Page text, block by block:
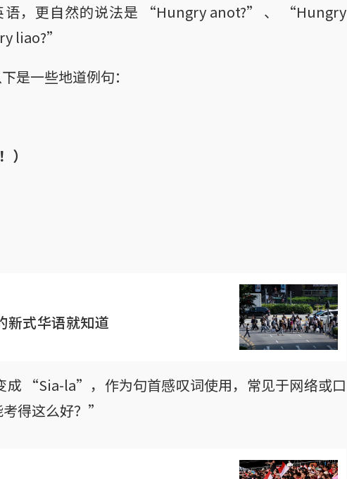
，更自然的说法是 “Hungry anot?” 、 “Hungry
liao?”
一些地道例句：
式华语就知道
“Sia-la”，作为句首感叹词使用，常见于网络或口
得这么好？”